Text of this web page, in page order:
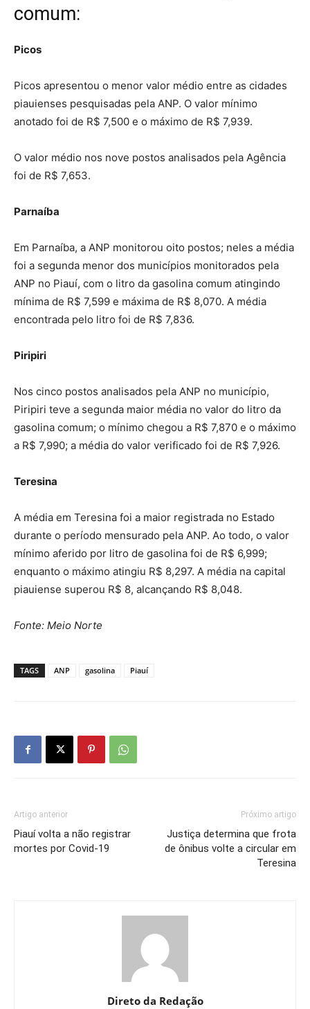
comum:
Picos
Picos apresentou o menor valor médio entre as cidades
piauienses pesquisadas pela ANP. O valor mínimo
anotado foi de R$ 7,500 e o máximo de R$ 7,939.
O valor médio nos nove postos analisados pela Agência
foi de R$ 7,653.
Parnaíba
Em Parnaíba, a ANP monitorou oito postos; neles a média
foi a segunda menor dos municípios monitorados pela
ANP no Piauí, com o litro da gasolina comum atingindo
mínima de R$ 7,599 e máxima de R$ 8,070. A média
encontrada pelo litro foi de R$ 7,836.
Piripiri
Nos cinco postos analisados pela ANP no município,
Piripiri teve a segunda maior média no valor do litro da
gasolina comum; o mínimo chegou a R$ 7,870 e o máximo
a R$ 7,990; a média do valor verificado foi de R$ 7,926.
Teresina
A média em Teresina foi a maior registrada no Estado
durante o período mensurado pela ANP. Ao todo, o valor
mínimo aferido por litro de gasolina foi de R$ 6,999;
enquanto o máximo atingiu R$ 8,297. A média na capital
piauiense superou R$ 8, alcançando R$ 8,048.
Fonte: Meio Norte
TAGS ANP gasolina Piauí
Artigo anterior
Piauí volta a não registrar
mortes por Covid-19
Próximo artigo
Justiça determina que frota
de ônibus volte a circular em
Teresina
Direto da Redação